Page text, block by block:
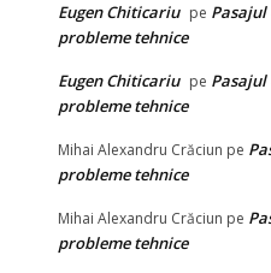
Eugen Chiticariu pe
probleme tehnice
Eugen Chiticariu pe
probleme tehnice
Mihai Alexandru Crăciun pe
probleme tehnice
Mihai Alexandru Crăciun pe
probleme tehnice